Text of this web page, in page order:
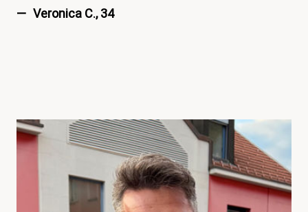
Veronica C., 34